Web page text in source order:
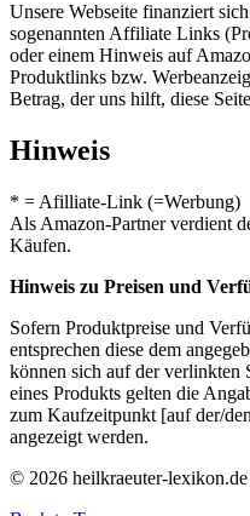
Unsere Webseite finanziert
sogenannten Affiliate Links
oder einem Hinweis auf
Produktlinks bzw.
Betrag, der uns hilft, diese
Hinweis
* = Afilliate-Link (=Werbung)
Als Amazon-Partner verdient
Käufen.
Hinweis zu Preisen und
Sofern Produktpreise und
entsprechen diese dem
können sich auf der verlinkten
eines Produkts gelten die
zum Kaufzeitpunkt [auf der/
angezeigt werden.
© 2026 heilkraeuter-lexikon.de